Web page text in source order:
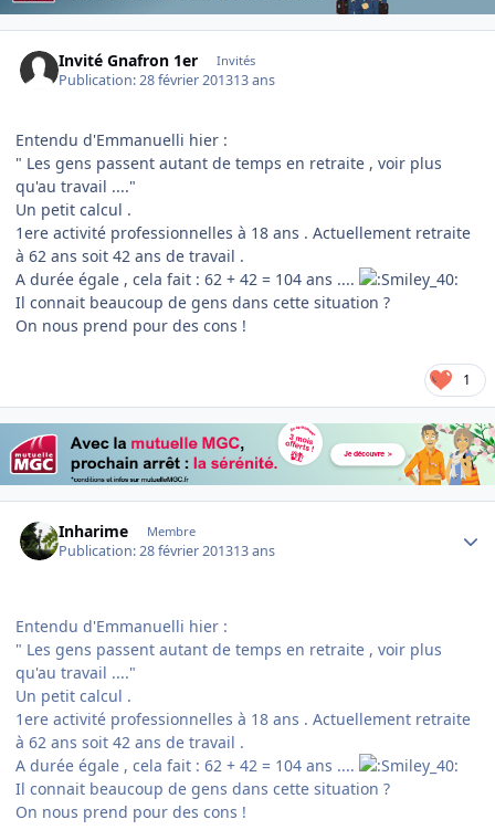
Invité Gnafron 1er Invités
Publication:28 février 201313 ans
Entendu d'Emmanuelli hier :
" Les gens passent autant de temps en retraite , voir plus
qu'au travail ...."
Un petit calcul .
1ere activité professionnelles à 18 ans . Actuellement retraite
à 62 ans soit 42 ans de travail .
A durée égale , cela fait : 62 + 42 = 104 ans ....
Il connait beaucoup de gens dans cette situation ?
On nous prend pour des cons !
1
Inharime Membre
Publication:28 février 201313 ans
Entendu d'Emmanuelli hier :
" Les gens passent autant de temps en retraite , voir plus
qu'au travail ...."
Un petit calcul .
1ere activité professionnelles à 18 ans . Actuellement retraite
à 62 ans soit 42 ans de travail .
A durée égale , cela fait : 62 + 42 = 104 ans ....
Il connait beaucoup de gens dans cette situation ?
On nous prend pour des cons !